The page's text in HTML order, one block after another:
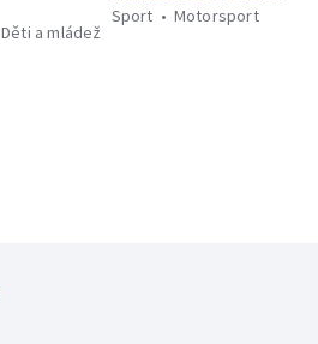
Děti a mládež
Sport
Motorsport